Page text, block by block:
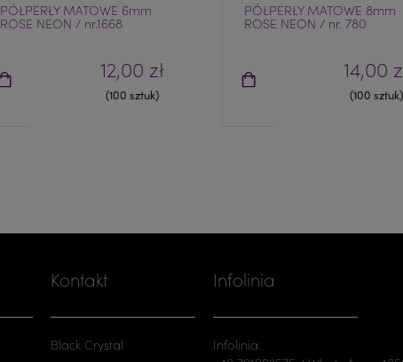
PÓŁPERŁY MATOWE 6mm
ROSE NEON / nr.1668
12,00 zł
(100 sztuk)
PÓŁPERŁY MATOWE 8mm
ROSE NEON / nr. 780
14,00
(100 sztuk)
Kontakt
Black Crystal
Infolinia
Infolinia: